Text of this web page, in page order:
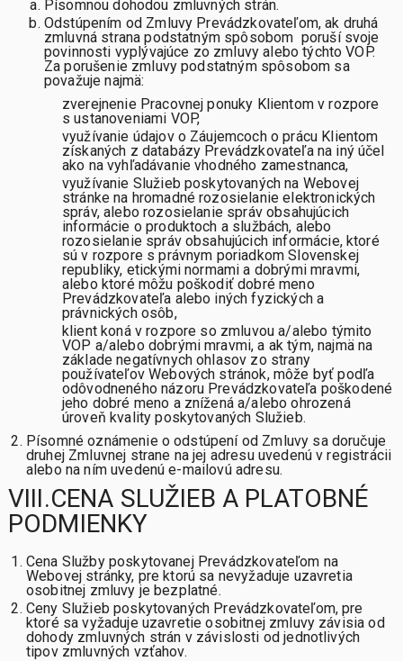
Písomnou dohodou zmluvných strán.
Odstúpením od Zmluvy Prevádzkovateľom, ak druhá
zmluvná strana podstatným spôsobom poruší svoje
povinnosti vyplývajúce zo zmluvy alebo týchto VOP.
Za porušenie zmluvy podstatným spôsobom sa
považuje najmä:
zverejnenie Pracovnej ponuky Klientom v rozpore
s ustanoveniami VOP,
využívanie údajov o Záujemcoch o prácu Klientom
získaných z databázy Prevádzkovateľa na iný účel
ako na vyhľadávanie vhodného zamestnanca,
využívanie Služieb poskytovaných na Webovej
stránke na hromadné rozosielanie elektronických
správ, alebo rozosielanie správ obsahujúcich
informácie o produktoch a službách, alebo
rozosielanie správ obsahujúcich informácie, ktoré
sú v rozpore s právnym poriadkom Slovenskej
republiky, etickými normami a dobrými mravmi,
alebo ktoré môžu poškodiť dobré meno
Prevádzkovateľa alebo iných fyzických a
právnických osôb,
klient koná v rozpore so zmluvou a/alebo týmito
VOP a/alebo dobrými mravmi, a ak tým, najmä na
základe negatívnych ohlasov zo strany
používateľov Webových stránok, môže byť podľa
odôvodneného názoru Prevádzkovateľa poškodené
jeho dobré meno a znížená a/alebo ohrozená
úroveň kvality poskytovaných Služieb.
Písomné oznámenie o odstúpení od Zmluvy sa doručuje
druhej Zmluvnej strane na jej adresu uvedenú v registrácii
alebo na ním uvedenú e-mailovú adresu.
VIII.CENA SLUŽIEB A PLATOBNÉ
PODMIENKY
Cena Služby poskytovanej Prevádzkovateľom na
Webovej stránky, pre ktorú sa nevyžaduje uzavretia
osobitnej zmluvy je bezplatné.
Ceny Služieb poskytovaných Prevádzkovateľom, pre
ktoré sa vyžaduje uzavretie osobitnej zmluvy závisia od
dohody zmluvných strán v závislosti od jednotlivých
tipov zmluvných vzťahov.